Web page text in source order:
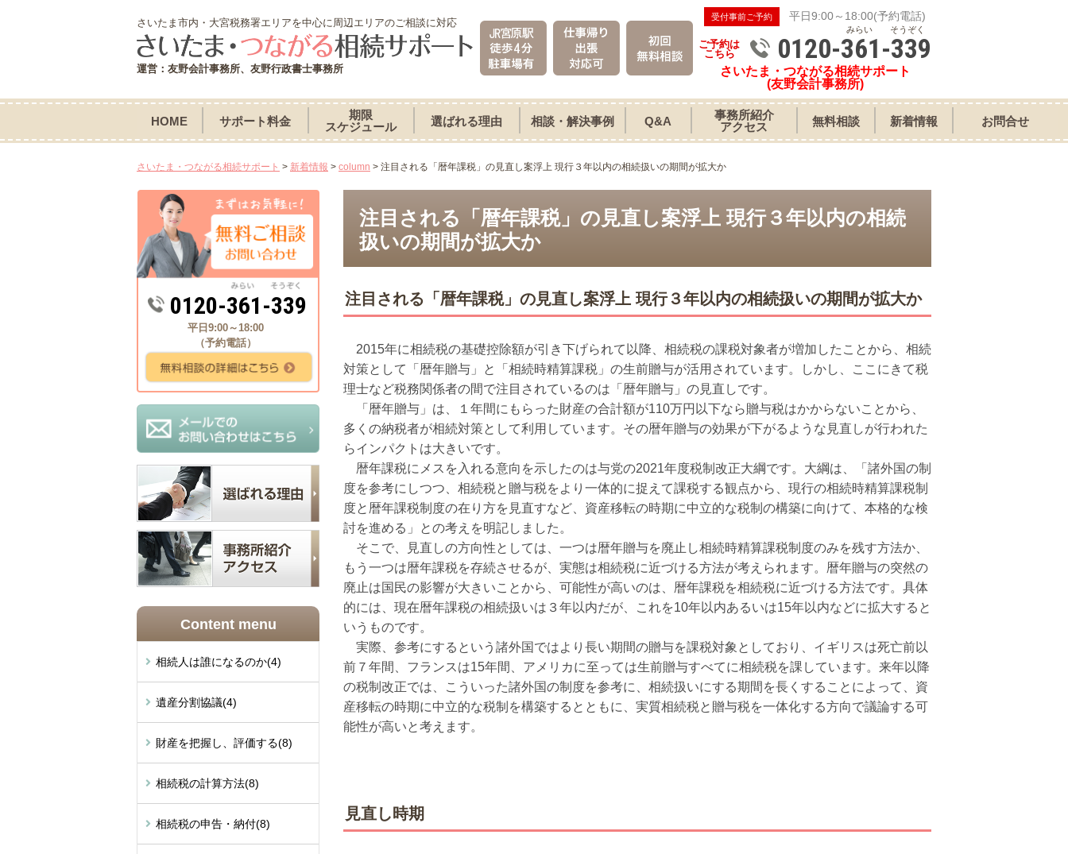
さいたま市内・大宮税務署エリアを中心に周辺エリアのご相談に対応
運営：友野会計事務所、友野行政書士事務所
受付事前ご予約 平日9:00～18:00(予約電話)
ご予約は
こちら
みらい そうぞく
0120-361-339
さいたま・つながる相続サポート
(友野会計事務所)
HOME サポート料金
期限
スケジュール
選ばれる理由 相談・解決事例 Q&A
事務所紹介
アクセス
無料相談 新着情報 お問合せ
さいたま・つながる相続サポート > 新着情報 > column > 注目される「暦年課税」の見直し案浮上 現行３年以内の相続扱いの期間が拡大か
注目される「暦年課税」の見直し案浮上 現行３年以内の相続
扱いの期間が拡大か
注目される「暦年課税」の見直し案浮上 現行３年以内の相続扱いの期間が拡大か
2015年に相続税の基礎控除額が引き下げられて以降、相続税の課税対象者が増加したことから、相続
対策として「暦年贈与」と「相続時精算課税」の生前贈与が活用されています。しかし、ここにきて税
理士など税務関係者の間で注目されているのは「暦年贈与」の見直しです。
「暦年贈与」は、１年間にもらった財産の合計額が110万円以下なら贈与税はかからないことから、
多くの納税者が相続対策として利用しています。その暦年贈与の効果が下がるような見直しが行われた
らインパクトは大きいです。
暦年課税にメスを入れる意向を示したのは与党の2021年度税制改正大綱です。大綱は、「諸外国の制
度を参考にしつつ、相続税と贈与税をより一体的に捉えて課税する観点から、現行の相続時精算課税制
度と暦年課税制度の在り方を見直すなど、資産移転の時期に中立的な税制の構築に向けて、本格的な検
討を進める」との考えを明記しました。
そこで、見直しの方向性としては、一つは暦年贈与を廃止し相続時精算課税制度のみを残す方法か、
もう一つは暦年課税を存続させるが、実態は相続税に近づける方法が考えられます。暦年贈与の突然の
廃止は国民の影響が大きいことから、可能性が高いのは、暦年課税を相続税に近づける方法です。具体
的には、現在暦年課税の相続扱いは３年以内だが、これを10年以内あるいは15年以内などに拡大すると
いうものです。
実際、参考にするという諸外国ではより長い期間の贈与を課税対象としており、イギリスは死亡前以
前７年間、フランスは15年間、アメリカに至っては生前贈与すべてに相続税を課しています。来年以降
の税制改正では、こういった諸外国の制度を参考に、相続扱いにする期間を長くすることによって、資
産移転の時期に中立的な税制を構築するとともに、実質相続税と贈与税を一体化する方向で議論する可
能性が高いと考えます。
見直し時期
0120-361-339
平日9:00～18:00
（予約電話）
Content menu
相続人は誰になるのか(4)
遺産分割協議(4)
財産を把握し、評価する(8)
相続税の計算方法(8)
相続税の申告・納付(8)